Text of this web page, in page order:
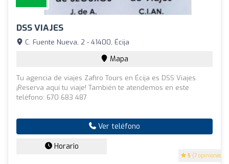
DSS VIAJES
5 (7 opiniones)
C. Fuente Nueva, 2 - 41400, Écija
Mapa
Tu agencia de viajes Zafiro Tours en Écija es DSS Viajes.
¡Reserva aquí tu viaje! También te atendemos en este
teléfono: 670 683 487
Ver teléfono
Horario